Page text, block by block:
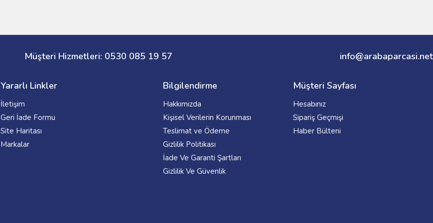
Müşteri Hizmetleri: 0530 085 19 57 info@arabaparcasi.net
Yararlı Linkler
İletişim
Geri İade Formu
Site Haritası
Markalar
Bilgilendirme
Hakkımızda
Kişisel Verilerin Korunması
Teslimat ve Ödeme
Gizlilik Politikası
İade Ve Garanti Şartları
Gizlilik Ve Güvenlik
Müşteri Sayfası
Hesabınız
Sipariş Geçmişi
Haber Bülteni